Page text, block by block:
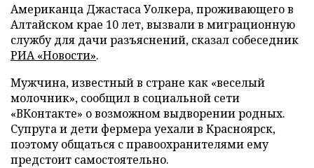
Американца Джастаса Уолкера, проживающего в
Алтайском крае 10 лет, вызвали в миграционную
службу для дачи разъяснений, сказал собеседник
РИА «Новости».
Мужчина, известный в стране как «веселый
молочник», сообщил в социальной сети
«ВКонтакте» о возможном выдворении родных.
Супруга и дети фермера уехали в Красноярск,
поэтому общаться с правоохранителями ему
предстоит самостоятельно.